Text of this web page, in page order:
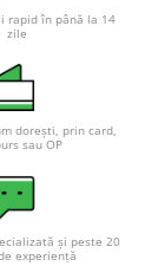
rapid în până la 14
zile
dorești, prin card,
sau OP
și peste 20
experiență